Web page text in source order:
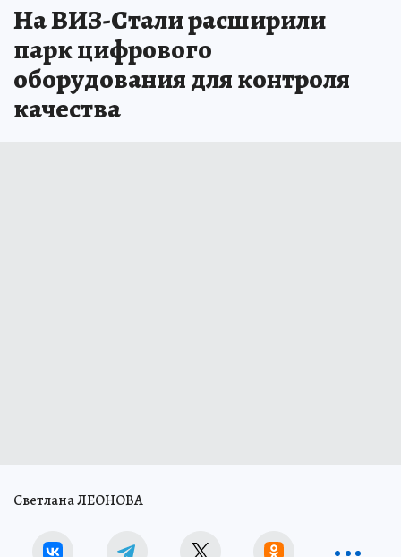
На ВИЗ-Стали расширили
парк цифрового
оборудования для контроля
качества
Светлана ЛЕОНОВА